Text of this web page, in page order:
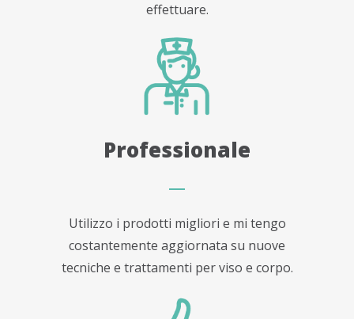
effettuare.
Professionale
Utilizzo i prodotti migliori e mi tengo
costantemente aggiornata su nuove
tecniche e trattamenti per viso e corpo.